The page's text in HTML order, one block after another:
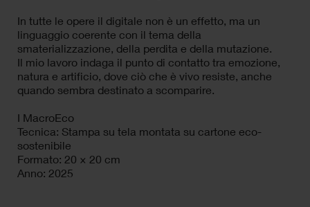
In tutte le opere il digitale non è un effetto, ma un
linguaggio coerente con il tema della
smaterializzazione, della perdita e della mutazione.
Il mio lavoro indaga il punto di contatto tra emozione,
natura e artificio, dove ciò che è vivo resiste, anche
quando sembra destinato a scomparire.
I MacroEco
Tecnica: Stampa su tela montata su cartone eco-
sostenibile
Formato: 20 × 20 cm
Anno: 2025